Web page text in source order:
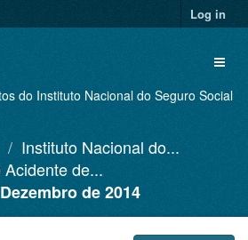
Log in
Instituto Nacional do...
de...
de 2014